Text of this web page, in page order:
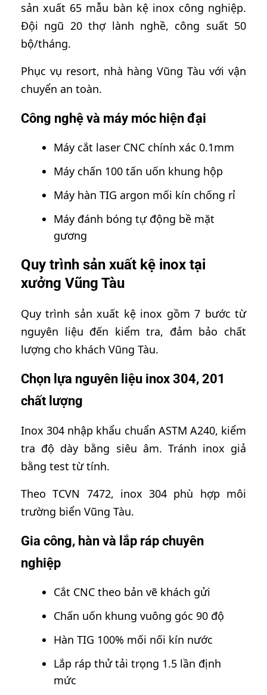
sản xuất 65 mẫu bàn kệ inox công nghiệp.
Đội ngũ 20 thợ lành nghề, công suất 50
bộ/tháng.
Phục vụ resort, nhà hàng Vũng Tàu với vận
chuyển an toàn.
Công nghệ và máy móc hiện đại
Máy cắt laser CNC chính xác 0.1mm
Máy chấn 100 tấn uốn khung hộp
Máy hàn TIG argon mối kín chống rỉ
Máy đánh bóng tự động bề mặt
gương
Quy trình sản xuất kệ inox tại
xưởng Vũng Tàu
Quy trình sản xuất kệ inox gồm 7 bước từ
nguyên liệu đến kiểm tra, đảm bảo chất
lượng cho khách Vũng Tàu.
Chọn lựa nguyên liệu inox 304, 201
chất lượng
Inox 304 nhập khẩu chuẩn ASTM A240, kiểm
tra độ dày bằng siêu âm. Tránh inox giả
bằng test từ tính.
Theo TCVN 7472, inox 304 phù hợp môi
trường biển Vũng Tàu.
Gia công, hàn và lắp ráp chuyên
nghiệp
Cắt CNC theo bản vẽ khách gửi
Chấn uốn khung vuông góc 90 độ
Hàn TIG 100% mối nối kín nước
Lắp ráp thử tải trọng 1.5 lần định
mức